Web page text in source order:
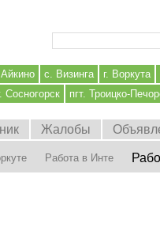
с. Визинга
г. Воркута
Сосногорск пгт. Троицко-
Жалобы
Работа в Инте